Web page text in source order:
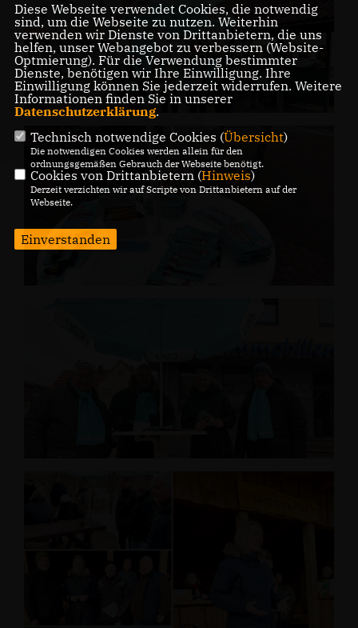
Diese Webseite verwendet Cookies, die notwendig
sind, um die Webseite zu nutzen. Weiterhin
verwenden wir Dienste von Drittanbietern, die uns
helfen, unser Webangebot zu verbessern (Website-
Optmierung). Für die Verwendung bestimmter
Dienste, benötigen wir Ihre Einwilligung. Ihre
Einwilligung können Sie jederzeit widerrufen. Weitere
Informationen finden Sie in unserer
Datenschutzerklärung.
Technisch notwendige Cookies (Übersicht)
Die notwendigen Cookies werden allein für den
ordnungsgemäßen Gebrauch der Webseite benötigt.
Cookies von Drittanbietern (Hinweis)
Derzeit verzichten wir auf Scripte von Drittanbietern auf der
Webseite.
Einverstanden